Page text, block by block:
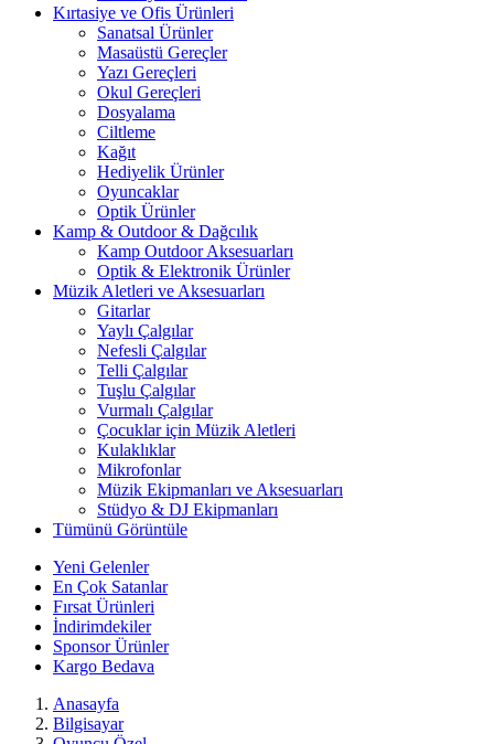
Kırtasiye ve Ofis Ürünleri
Sanatsal Ürünler
Masaüstü Gereçler
Yazı Gereçleri
Okul Gereçleri
Dosyalama
Ciltleme
Kağıt
Hediyelik Ürünler
Oyuncaklar
Optik Ürünler
Kamp & Outdoor & Dağcılık
Kamp Outdoor Aksesuarları
Optik & Elektronik Ürünler
Müzik Aletleri ve Aksesuarları
Gitarlar
Yaylı Çalgılar
Nefesli Çalgılar
Telli Çalgılar
Tuşlu Çalgılar
Vurmalı Çalgılar
Çocuklar için Müzik Aletleri
Kulaklıklar
Mikrofonlar
Müzik Ekipmanları ve Aksesuarları
Stüdyo & DJ Ekipmanları
Tümünü Görüntüle
Yeni Gelenler
En Çok Satanlar
Fırsat Ürünleri
İndirimdekiler
Sponsor Ürünler
Kargo Bedava
Anasayfa
Bilgisayar